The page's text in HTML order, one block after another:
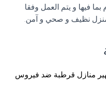
فيها و يتم العمل وفقا
نظيف و صحي و آمن.
منازل قرطبة ضد فيروس